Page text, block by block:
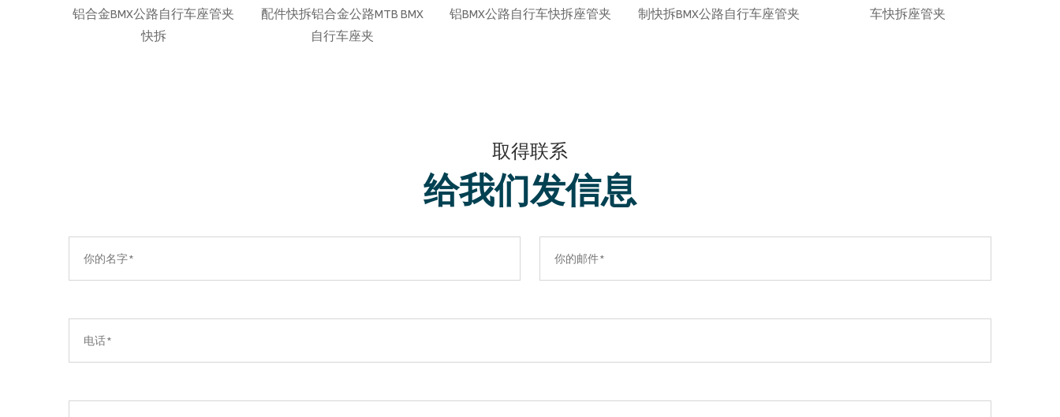
公路自行车座管夹
配件快拆铝合金公路MTB BMX
铝BMX公路自行车快拆座管夹
制快拆BMX公路自行车座管夹
车快拆座管夹
工铝合金座管夹
取得联系
给我们发信息​